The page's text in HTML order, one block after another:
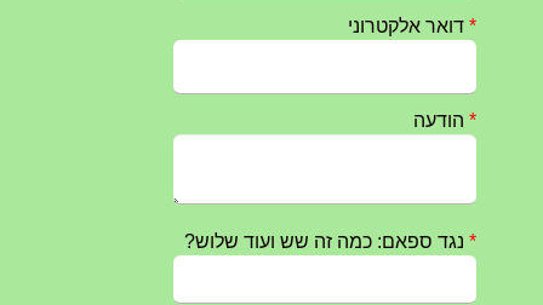
חרבות ברזל – הודעה 1 – 14.10.2023